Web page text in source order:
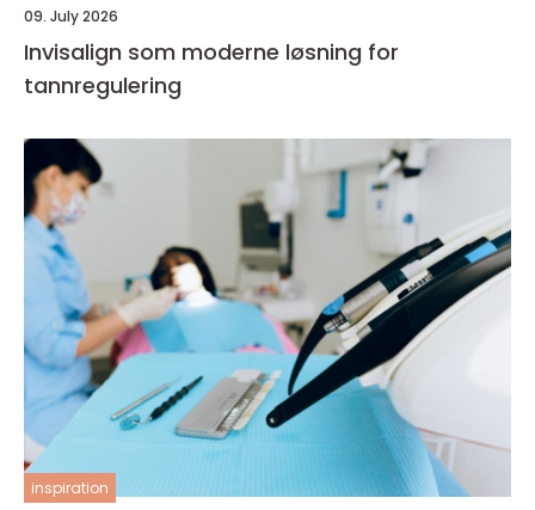
09. July 2026
Invisalign som moderne løsning for
tannregulering
inspiration